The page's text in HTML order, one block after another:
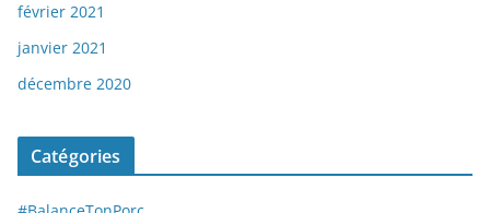
février 2021
janvier 2021
décembre 2020
Catégories